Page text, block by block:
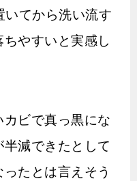
いてから洗い流す
やすいと実感し
ビで真っ黒にな
減できたとして
たとは言えそう